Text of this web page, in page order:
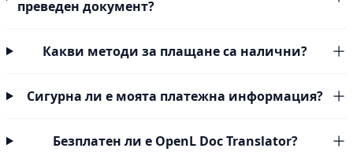
преведен документ?
Какви методи за плащане са налични?
Сигурна ли е моята платежна информация?
Безплатен ли е OpenL Doc Translator?